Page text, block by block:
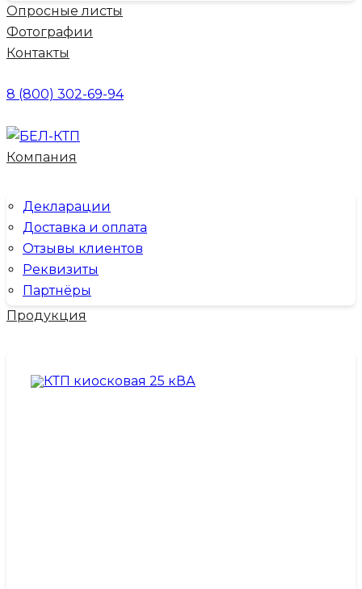
Опросные листы
Фотографии
Контакты
8 (800) 302-69-94
Компания
Декларации
Доставка и оплата
Отзывы клиентов
Реквизиты
Партнёры
Продукция